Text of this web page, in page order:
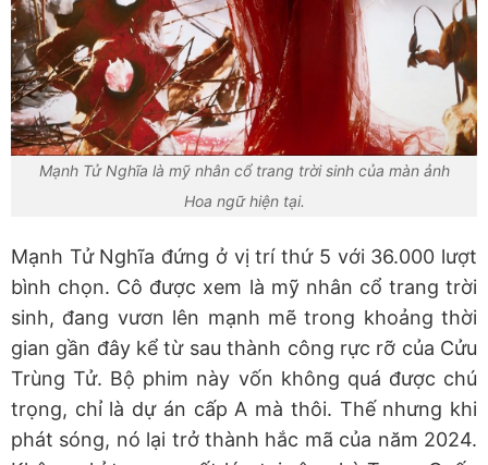
Mạnh Tử Nghĩa là mỹ nhân cổ trang trời sinh của màn ảnh
Hoa ngữ hiện tại.
Mạnh Tử Nghĩa đứng ở vị trí thứ 5 với 36.000 lượt
bình chọn. Cô được xem là mỹ nhân cổ trang trời
sinh, đang vươn lên mạnh mẽ trong khoảng thời
gian gần đây kể từ sau thành công rực rỡ của Cửu
Trùng Tử. Bộ phim này vốn không quá được chú
trọng, chỉ là dự án cấp A mà thôi. Thế nhưng khi
phát sóng, nó lại trở thành hắc mã của năm 2024.